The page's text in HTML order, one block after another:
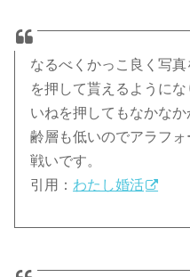
なるべくかっこ良く写
を押して貰えるように
いねを押してもなかな
齢層も低いのでアラフ
戦いです。
引用：わたし婚活